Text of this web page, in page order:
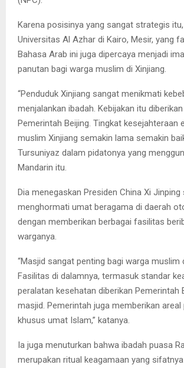
Karena posisinya yang sangat strategis
Universitas Al Azhar di Kairo, Mesir, yang
Bahasa Arab ini juga dipercaya menjadi
panutan bagi warga muslim di Xinjiang.
“Penduduk Xinjiang sangat menikmati
menjalankan ibadah. Kebijakan itu
Pemerintah Beijing. Tingkat kesejahteraan
muslim Xinjiang semakin lama semakin
Tursuniyaz dalam pidatonya yang
Mandarin itu.
Dia menegaskan Presiden China Xi Jinping
menghormati umat beragama di daerah
dengan memberikan berbagai fasilitas
warganya.
“Masjid sangat penting bagi warga muslim
Fasilitas di dalamnya, termasuk standar
peralatan kesehatan diberikan Pemerintah
masjid. Pemerintah juga memberikan areal
khusus umat Islam,” katanya.
Ia juga menuturkan bahwa ibadah puasa
merupakan ritual keagamaan yang